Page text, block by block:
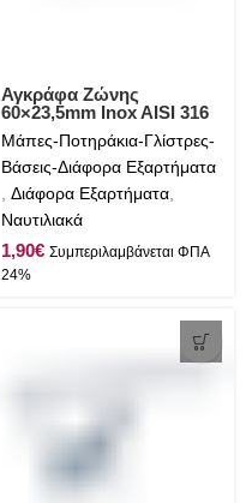
Αγκράφα Ζώνης
60×23,5mm Inox AISI 316
Μάπες-Ποτηράκια-Γλίστρες-
Βάσεις-Διάφορα Εξαρτήματα
Διάφορα Εξαρτήματα
Ναυτιλιακά
€